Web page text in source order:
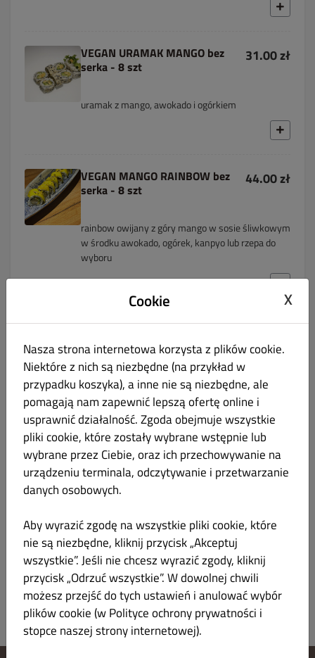
VEGAN URAMAK MANGO bez
serka - 8 szt
31.00 zł
uramak z mango, awokado i ogórkiem
VEGAN MANGO RAINBOW bez
serka - 8 szt
44.00 zł
rainbow owijany z góry mango w sosie śliwkowym
w środku awokado, ogórek, kanpyo lub rzepa do
wyboru
VEGAN GOMA WAKAME
RAINBOW bez serka - 8 szt
rainbow owijany z góry sałatką goma wakame, w
środku mango, awokado i ogórek
VEGAN AVOCADO RAINBOW bez
serka - 8 szt
44.00 zł
rainbow owijany z góry awokado z sosem teriyaki,
w środku ogórek, rzepa i kanpyo do wyboru
Cookie X
Nasza strona internetowa korzysta z plików cookie.
Niektóre z nich są niezbędne (na przykład w
przypadku koszyka), a inne nie są niezbędne, ale
pomagają nam zapewnić lepszą ofertę online i
usprawnić działalność. Zgoda obejmuje wszystkie
pliki cookie, które zostały wybrane wstępnie lub
wybrane przez Ciebie, oraz ich przechowywanie na
urządzeniu terminala, odczytywanie i przetwarzanie
danych osobowych.
Aby wyrazić zgodę na wszystkie pliki cookie, które
nie są niezbędne, kliknij przycisk „Akceptuj
wszystkie”. Jeśli nie chcesz wyrazić zgody, kliknij
przycisk „Odrzuć wszystkie”. W dowolnej chwili
możesz przejść do tych ustawień i anulować wybór
plików cookie (w Polityce ochrony prywatności i
stopce naszej strony internetowej).